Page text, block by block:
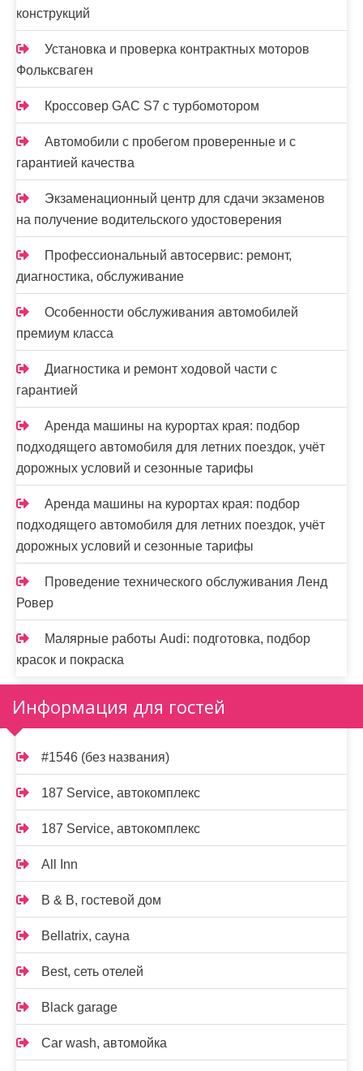
и
я
з
а
п
и
с
е
й
конструкций
Установка и проверка контрактных моторов
Фольксваген
Кроссовер GAC S7 с турбомотором
Автомобили с пробегом проверенные и с
гарантией качества
Экзаменационный центр для сдачи экзаменов
на получение водительского удостоверения
Профессиональный автосервис: ремонт,
диагностика, обслуживание
Особенности обслуживания автомобилей
премиум класса
Диагностика и ремонт ходовой части с
гарантией
Аренда машины на курортах края: подбор
подходящего автомобиля для летних поездок, учёт
дорожных условий и сезонные тарифы
Аренда машины на курортах края: подбор
подходящего автомобиля для летних поездок, учёт
дорожных условий и сезонные тарифы
Проведение технического обслуживания Ленд
Ровер
Малярные работы Audi: подготовка, подбор
красок и покраска
Информация для гостей
#1546 (без названия)
187 Service, автокомплекс
187 Service, автокомплекс
All Inn
B & B, гостевой дом
Bellatrix, сауна
Best, сеть отелей
Black garage
Car wash, автомойка